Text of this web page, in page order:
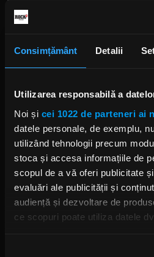
Consimțământ Detalii
Utilizarea responsabilă a
Noi și cei 1022 de parteneri ai
datele personale, de exemplu,
utilizând tehnologii precum
stoca și accesa informațiile de
scopul de a vă oferi publicitate
evaluări ale publicității și
audiență și dezvoltare de
ce scopuri poate utiliza datele
„Post Human: Survival
Foto: Instagram,Bring Me